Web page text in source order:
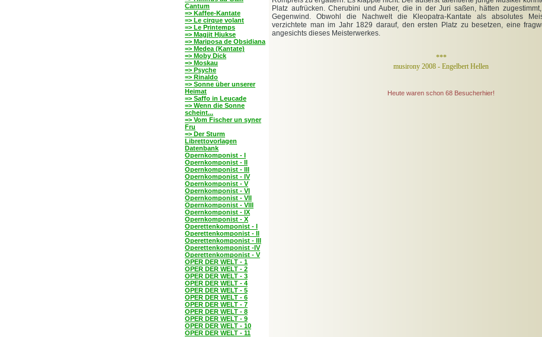
Cantum
=> Kaffee-Kantate
=> Le cirque volant
=> Le Printemps
=> Magjit Hjukse
=> Mariposa de Obsidiana
=> Medea (Kantate)
=> Moby Dick
=> Moskau
=> Psyche
=> Rinaldo
=> Sonne über unserer
Heimat
=> Saffo in Leucade
=> Wenn die Sonne
scheint...
=> Vom Fischer un syner
Fru
=> Der Sturm
Librettovorlagen
Datenbank
Opernkomponist - I
Opernkomponist - II
Opernkomponist - III
Opernkomponist - IV
Opernkomponist - V
Opernkomponist - VI
Opernkomponist - VII
Opernkomponist - VIII
Opernkomponist - IX
Opernkomponist - X
Operettenkomponist - I
Operettenkomponist - II
Operettenkomponist - III
Operettenkomponist -IV
Operettenkomponist - V
OPER DER WELT - 1
OPER DER WELT - 2
OPER DER WELT - 3
OPER DER WELT - 4
OPER DER WELT - 5
OPER DER WELT - 6
OPER DER WELT - 7
OPER DER WELT - 8
OPER DER WELT - 9
OPER DER WELT - 10
OPER DER WELT - 11
Platz aufrücken. Cherubini und Auber, die in der Juri saßen, hätten
Gegenwind. Obwohl die Nachwelt die Kleopatra-Kantate als absolutes
verzichtete man im Jahr 1829 darauf, den ersten Platz zu besetzen, eine
angesichts dieses Meisterwerkes.
***
musirony 2008 - Engelbert Hellen
Heute waren schon 68 Besucherhier!